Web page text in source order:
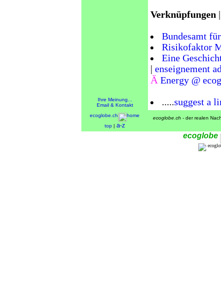
Verknüpfungen
Bundesamt
Risikofaktor
Eine
| enseignement
Ä Energy @
.....suggest a
Ihre Meinung...
Email & Kontakt
ecoglobe.ch
home
top| a-z
ecoglobe.ch - der realen
ecoglobe